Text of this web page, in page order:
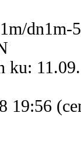
dn1m-
ku:
19:56